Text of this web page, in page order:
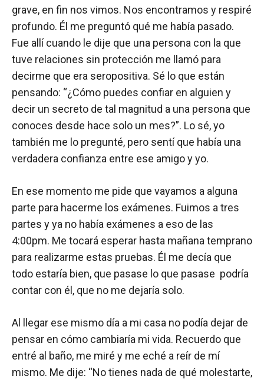
grave, en fin nos vimos. Nos encontramos y respiré
profundo. Él me preguntó qué me había pasado.
Fue allí cuando le dije que una persona con la que
tuve relaciones sin protección me llamó para
decirme que era seropositiva. Sé lo que están
pensando: “¿Cómo puedes confiar en alguien y
decir un secreto de tal magnitud a una persona que
conoces desde hace solo un mes?”. Lo sé, yo
también me lo pregunté, pero sentí que había una
verdadera confianza entre ese amigo y yo.
En ese momento me pide que vayamos a alguna
parte para hacerme los exámenes. Fuimos a tres
partes y ya no había exámenes a eso de las
4:00pm. Me tocará esperar hasta mañana temprano
para realizarme estas pruebas. Él me decía que
todo estaría bien, que pasase lo que pasase podría
contar con él, que no me dejaría solo.
Al llegar ese mismo día a mi casa no podía dejar de
pensar en cómo cambiaría mi vida. Recuerdo que
entré al baño, me miré y me eché a reír de mí
mismo. Me dije: “No tienes nada de qué molestarte,